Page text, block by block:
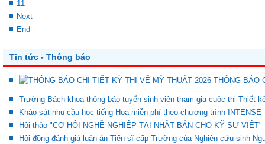
11
Next
End
Tin tức - Thông báo
THÔNG BÁO
Trường Bách khoa thông báo tuyển sinh viên tham gia cuộc thi Thiết
Khảo sát nhu cầu học tiếng Hoa miễn phí theo chương trình INTENSE
Hội thảo "CƠ HỘI NGHỀ NGHIỆP TẠI NHẬT BẢN CHO KỸ SƯ VIỆT"
Hội đồng đánh giá luận án Tiến sĩ cấp Trường của Nghiên cứu sinh